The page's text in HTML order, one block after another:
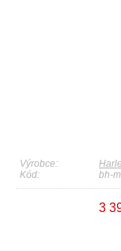
Výrobce:
Kód:
bh-
3